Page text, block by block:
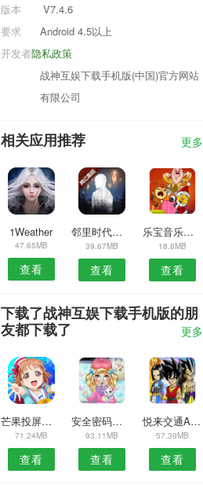
版本
V7.4.6
要求
Android 4.5以上
隐私政策
开发者
战神互娱下载手机版(中国)官方网站
有限公司
相关应用推荐 更多
1Weather
47.65MB
查看
邻里时代安卓版
39.67MB
查看
乐宝音乐安卓版
18.8MB
查看
下载了战神互娱下载手机版的朋
友都下载了
更多
芒果投屏助手安卓版
71.24MB
查看
安全密码箱APP
93.11MB
查看
悦来交通APP
57.39MB
查看